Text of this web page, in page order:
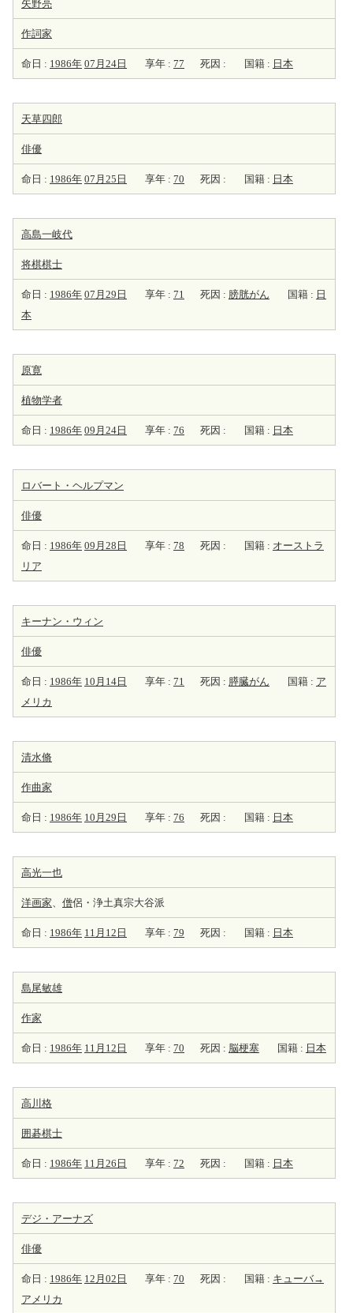
矢野亮
作詞家
命日 : 1986年 07月24日 享年 : 77 死因 : 国籍 : 日本
天草四郎
俳優
命日 : 1986年 07月25日 享年 : 70 死因 : 国籍 : 日本
高島一岐代
将棋棋士
命日 : 1986年 07月29日 享年 : 71 死因 : 膀胱がん 国籍 : 日
本
原寛
植物学者
命日 : 1986年 09月24日 享年 : 76 死因 : 国籍 : 日本
ロバート・ヘルプマン
俳優
命日 : 1986年 09月28日 享年 : 78 死因 : 国籍 : オーストラ
リア
キーナン・ウィン
俳優
命日 : 1986年 10月14日 享年 : 71 死因 : 膵臓がん 国籍 : ア
メリカ
清水脩
作曲家
命日 : 1986年 10月29日 享年 : 76 死因 : 国籍 : 日本
高光一也
洋画家、 僧侶・浄土真宗大谷派
命日 : 1986年 11月12日 享年 : 79 死因 : 国籍 : 日本
島尾敏雄
作家
命日 : 1986年 11月12日 享年 : 70 死因 : 脳梗塞 国籍 : 日本
高川格
囲碁棋士
命日 : 1986年 11月26日 享年 : 72 死因 : 国籍 : 日本
デジ・アーナズ
俳優
命日 : 1986年 12月02日 享年 : 70 死因 : 国籍 : キューバ→
アメリカ